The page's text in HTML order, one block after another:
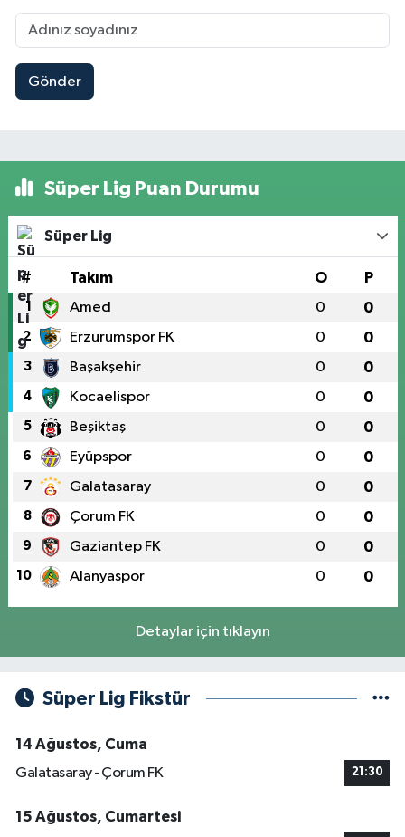
Gönder
Süper Lig Puan Durumu
Süper Lig
# Takım O P
1 Amed 0 0
2 Erzurumspor FK 0 0
3 Başakşehir 0 0
4 Kocaelispor 0 0
5 Beşiktaş 0 0
6 Eyüpspor 0 0
7 Galatasaray 0 0
8 Çorum FK 0 0
9 Gaziantep FK 0 0
10 Alanyaspor 0 0
Detaylar için tıklayın
Süper Lig Fikstür
14 Ağustos, Cuma
Galatasaray - Çorum FK
21:30
15 Ağustos, Cumartesi